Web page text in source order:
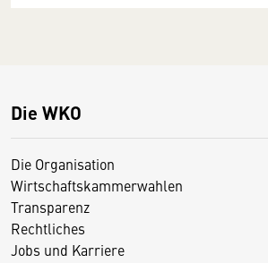
Die WKO
Die Organisation
Wirtschaftskammerwahlen
Transparenz
Rechtliches
Jobs und Karriere